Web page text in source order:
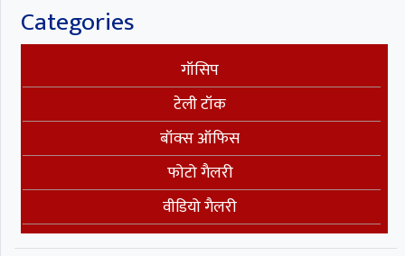
Categories
गॉसिप
टेली टॉक
बॉक्स ऑफिस
फोटो गैलरी
वीडियो गैलरी